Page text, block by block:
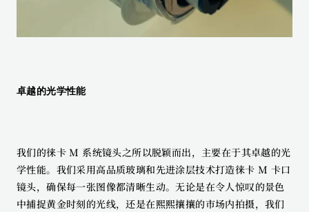
卓越的光学性能
我们的徕卡 M 系统镜头之所以脱颖而出，主要在于其卓越的光
学性能。我们采用高品质玻璃和先进涂层技术打造徕卡 M 卡口
镜头，确保每一张图像都清晰生动。无论是在令人惊叹的景色
中捕捉黄金时刻的光线，还是在熙熙攘攘的市场内拍摄，我们